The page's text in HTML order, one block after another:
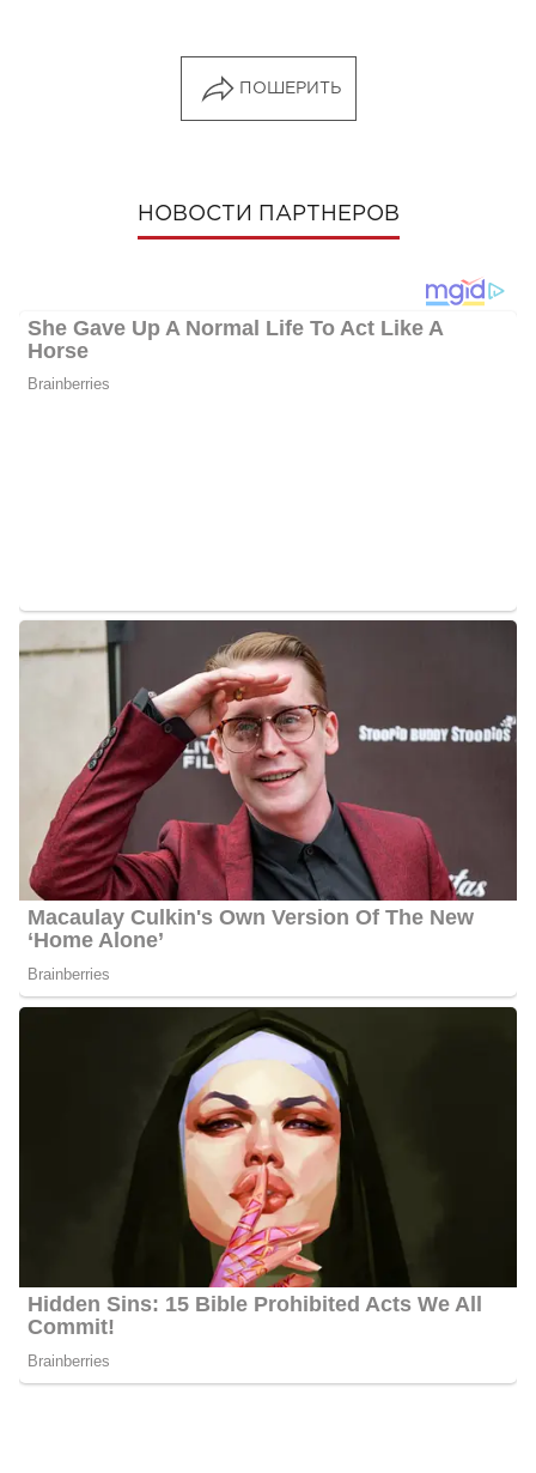
ПОШЕРИТЬ
НОВОСТИ ПАРТНЕРОВ